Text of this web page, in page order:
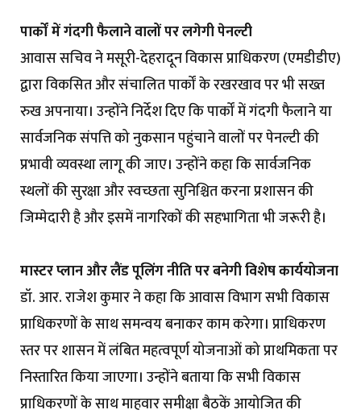
पार्कों में गंदगी फैलाने वालों पर लगेगी पेनल्टी
आवास सचिव ने मसूरी-देहरादून विकास प्राधिकरण (एमडीडीए)
द्वारा विकसित और संचालित पार्कों के रखरखाव पर भी सख्त
रुख अपनाया। उन्होंने निर्देश दिए कि पार्कों में गंदगी फैलाने या
सार्वजनिक संपत्ति को नुकसान पहुंचाने वालों पर पेनल्टी की
प्रभावी व्यवस्था लागू की जाए। उन्होंने कहा कि सार्वजनिक
स्थलों की सुरक्षा और स्वच्छता सुनिश्चित करना प्रशासन की
जिम्मेदारी है और इसमें नागरिकों की सहभागिता भी जरूरी है।
मास्टर प्लान और लैंड पूलिंग नीति पर बनेगी विशेष कार्ययोजना
डॉ. आर. राजेश कुमार ने कहा कि आवास विभाग सभी विकास
प्राधिकरणों के साथ समन्वय बनाकर काम करेगा। प्राधिकरण
स्तर पर शासन में लंबित महत्वपूर्ण योजनाओं को प्राथमिकता पर
निस्तारित किया जाएगा। उन्होंने बताया कि सभी विकास
प्राधिकरणों के साथ माहवार समीक्षा बैठकें आयोजित की